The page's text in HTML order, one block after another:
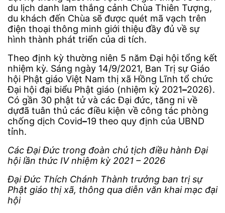
du lịch danh lam thắng cảnh Chùa Thiên Tượng,
du khách đến Chùa sẽ được quét mã vạch trên
điện thoại thông minh giới thiệu đầy đủ về sự
hình thành phát triển của di tích.
Theo định kỳ thường niên 5 năm Đại hội tổng kết
nhiệm kỳ. Sáng ngày 14/9/2021, Ban Trị sự Giáo
hội Phật giáo Việt Nam thị xã Hồng Lĩnh tổ chức
Đại hội đại biểu Phật giáo (nhiệm kỳ 2021–2026).
Có gần 30 phật tử và các Đại đức, tăng ni về
dựđã tuân thủ các điều kiện về công tác phòng
chống dịch Covid–19 theo quy định của UBND
tỉnh.
Các Đại Đức trong đoàn chủ tịch điều hành Đại
hội lần thức IV nhiệm kỳ 2021 – 2026
Đại Đức Thích Chánh Thành trưởng ban trị sự
Phật giáo thị xã, thông qua diễn văn khai mạc đại
hội